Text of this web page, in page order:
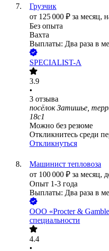
Грузчик
от 125 000 ₽ за месяц,
Без опыта
Вахта
Выплаты: Два раза в
SPECIALIST-A
3.9
•
3 отзыва
посёлок Затишье,
18с1
Можно без резюме
Откликнитесь среди
Откликнуться
Машинист тепловоза
от 100 000 ₽ за месяц,
Опыт 1-3 года
Выплаты: Два раза в
ООО «Procter &
специальности
4.4
•